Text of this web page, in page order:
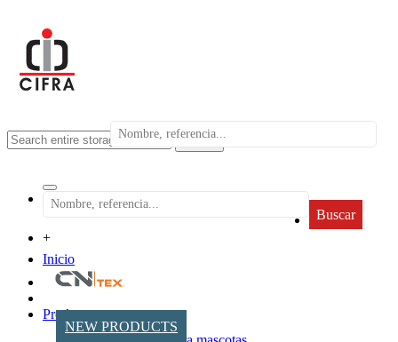
search
Buscar
+
Inicio
NEW PRODUCTS
Productos